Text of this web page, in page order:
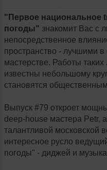
"Первое национальное
погоды" знакомит Вас с
непосредственное
пространство - лучшими
мастерстве. Работы
известны небольшому
становятся
Выпуск #79 откроет
deep-house мастера Petr,
талантливой московской
интересное русло
погоды" - диджей и